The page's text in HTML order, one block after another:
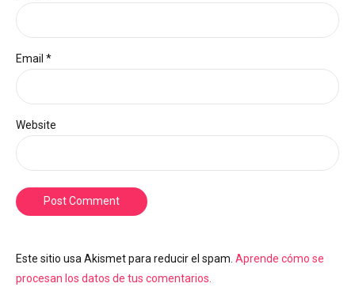
Email *
Website
Post Comment
Este sitio usa Akismet para reducir el spam. Aprende cómo se
procesan los datos de tus comentarios.